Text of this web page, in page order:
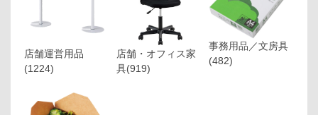
店舗運営用品
(1224)
店舗・オフィス家
具(919)
事務用品／文房具
(482)